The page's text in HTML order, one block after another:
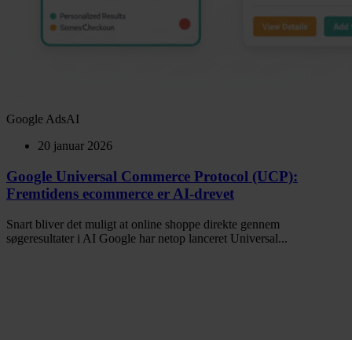
Google AdsAI
20 januar 2026
Google Universal Commerce Protocol (UCP):
Fremtidens ecommerce er AI-drevet
Snart bliver det muligt at online shoppe direkte gennem
søgeresultater i AI Google har netop lanceret Universal...